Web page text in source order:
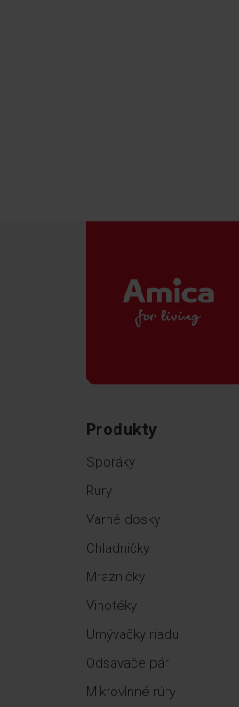
Produkty
Sporáky
Rúry
Varné dosky
Chladničky
Mrazničky
Vinotéky
Umývačky riadu
Odsávače pár
Mikrovlnné rúry